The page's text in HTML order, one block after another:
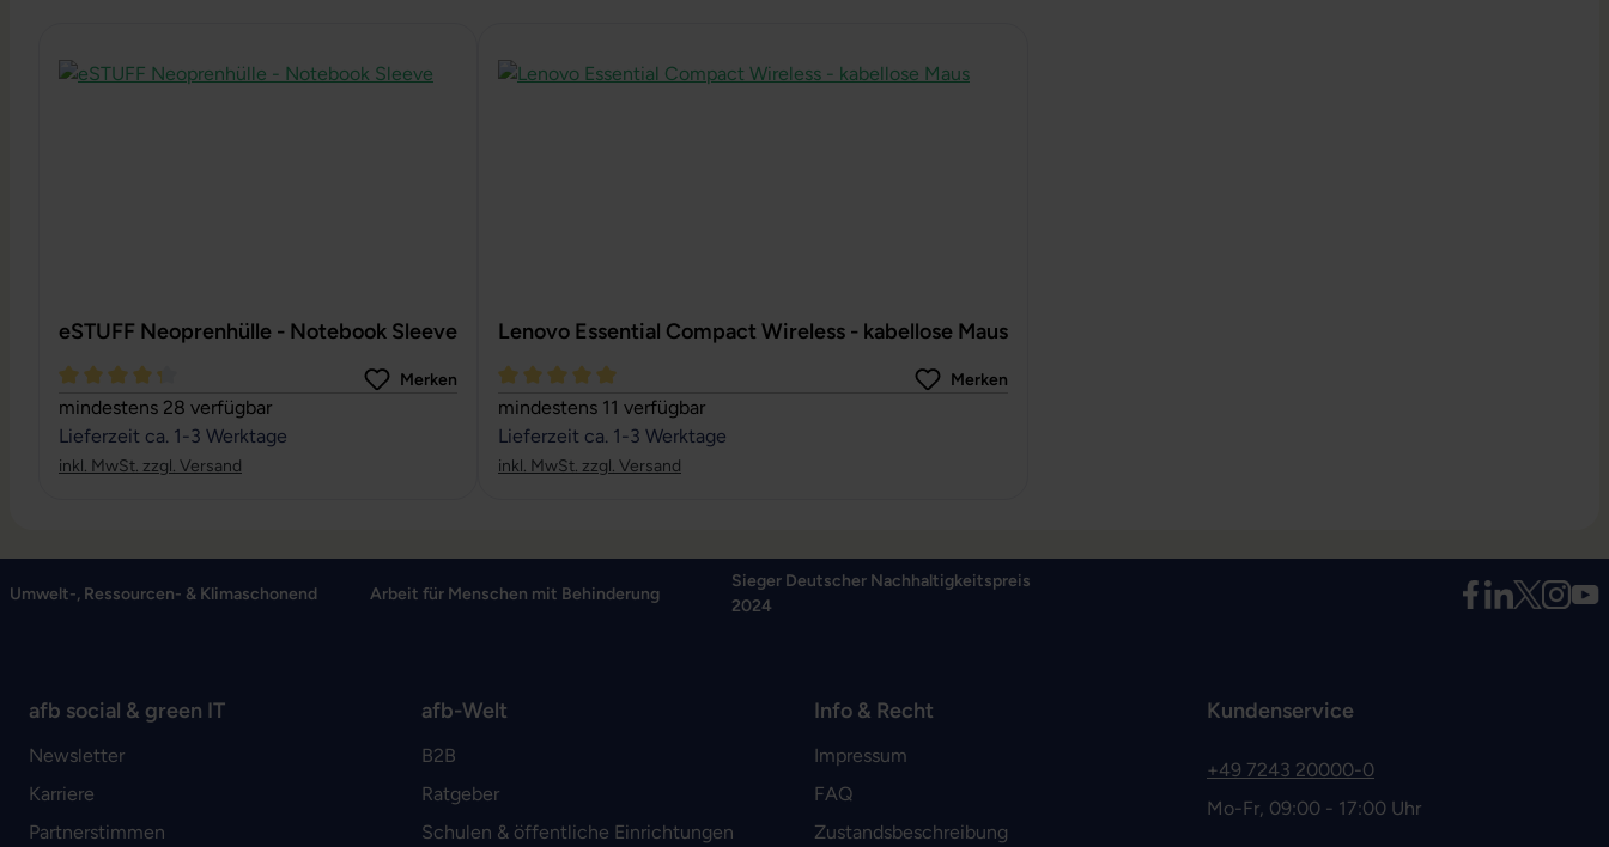
eSTUFF Neoprenhülle - Notebook Sleeve
Durchschnittliche Bewertung von 4.27 von 5 Sternen
Merken
mindestens 28 verfügbar
Lieferzeit ca. 1-3 Werktage
inkl. MwSt. zzgl. Versand
Lenovo Essential Compact Wireless - kabellose Maus
Durchschnittliche Bewertung von 5 von 5 Sternen
Merken
mindestens 11 verfügbar
Lieferzeit ca. 1-3 Werktage
inkl. MwSt. zzgl. Versand
Umwelt-, Ressourcen- & Klimaschonend Arbeit für Menschen mit Behinderung
Sieger Deutscher Nachhaltigkeitspreis
2024
afb social & green IT
Newsletter
Karriere
Partnerstimmen
afb-Welt
B2B
Ratgeber
Schulen & öffentliche Einrichtungen
Info & Recht
Impressum
FAQ
Zustandsbeschreibung
Kundenservice
+49 7243 20000-0
Mo-Fr, 09:00 - 17:00 Uhr